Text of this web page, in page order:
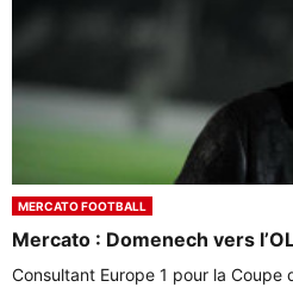
MERCATO FOOTBALL
Mercato : Domenech vers
Consultant Europe 1 pour la Coupe